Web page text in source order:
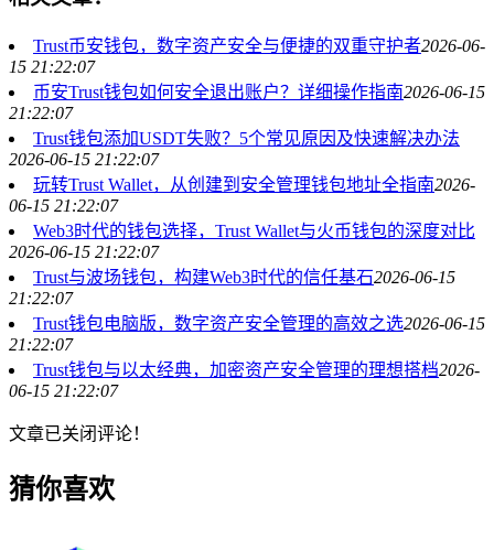
Trust币安钱包，数字资产安全与便捷的双重守护者2026-06-
15 21:22:07
币安Trust钱包如何安全退出账户？详细操作指南2026-06-15
21:22:07
Trust钱包添加USDT失败？5个常见原因及快速解决办法
2026-06-15 21:22:07
玩转Trust Wallet，从创建到安全管理钱包地址全指南2026-
06-15 21:22:07
Web3时代的钱包选择，Trust Wallet与火币钱包的深度对比
2026-06-15 21:22:07
Trust与波场钱包，构建Web3时代的信任基石2026-06-15
21:22:07
Trust钱包电脑版，数字资产安全管理的高效之选2026-06-15
21:22:07
Trust钱包与以太经典，加密资产安全管理的理想搭档2026-
06-15 21:22:07
文章已关闭评论！
猜你喜欢